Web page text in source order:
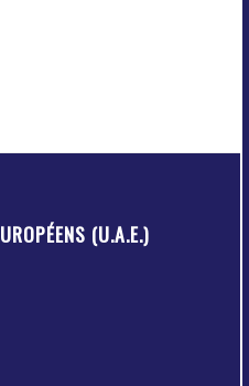
(U.A.E.)